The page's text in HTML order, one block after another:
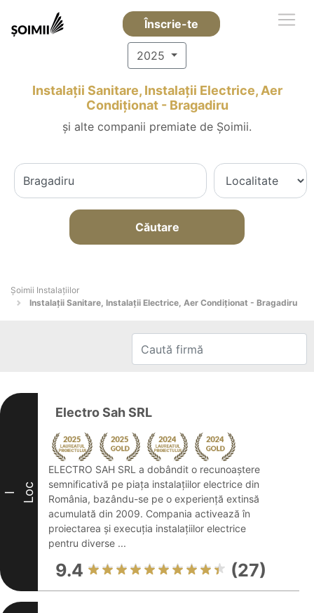
Înscrie-te
2025
Instalații Sanitare, Instalații Electrice, Aer
Condiționat - Bragadiru
și alte companii premiate de Șoimii.
Căutare
Şoimii Instalaţiilor
Instalații Sanitare, Instalații Electrice, Aer Condiționat - Bragadiru
I Loc
Electro Sah SRL
ELECTRO SAH SRL a dobândit o recunoaștere
semnificativă pe piața instalațiilor electrice din
România, bazându-se pe o experiență extinsă
acumulată din 2009. Compania activează în
proiectarea și execuția instalațiilor electrice
pentru diverse ...
9.4 (27)